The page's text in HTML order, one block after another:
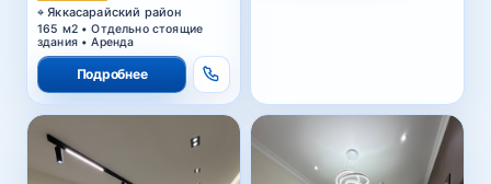
Яккасарайский район
165 м2 • Отдельно стоящие
здания • Аренда
Подробнее